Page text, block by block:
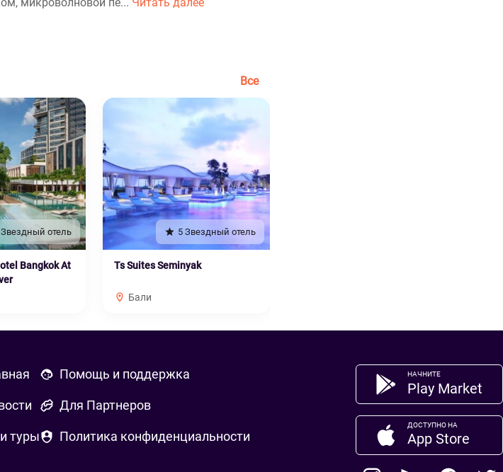
Все
Звездный отель
Bangkok At
5 Звездный отель
Ts Suites Seminyak
Бали
туры
Помощь и поддержка
Для Партнеров
Политика конфиденциальности
НАЧНИТЕ
Play Market
ДОСТУПНО НА
App Store